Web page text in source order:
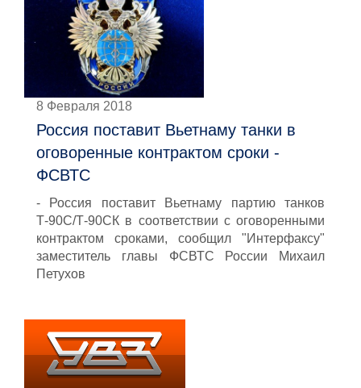
8 Февраля 2018
Россия поставит Вьетнаму танки в
оговоренные контрактом сроки -
ФСВТС
- Россия поставит Вьетнаму партию танков
Т-90С/Т-90СК в соответствии с оговоренными
контрактом сроками, сообщил "Интерфаксу"
заместитель главы ФСВТС России Михаил
Петухов